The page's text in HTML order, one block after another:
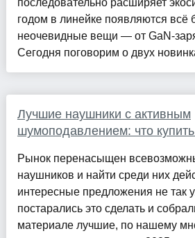
последовательно расширяет
годом в линейке появляются всё
неочевидные вещи — от GaN-
Сегодня поговорим о двух
Лучшие наушники с активным
шумоподавлением: что
Рынок перенасыщен
наушников и найти среди них
интересные предложения не так
постарались это сделать и
материале лучшие, по нашему